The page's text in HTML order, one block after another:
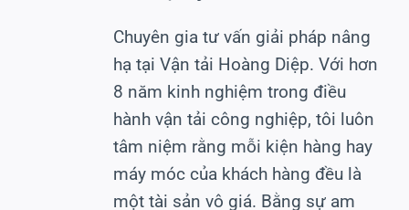
Chuyên gia tư vấn giải pháp nâng
hạ tại Vận tải Hoàng Diệp. Với hơn
8 năm kinh nghiệm trong điều
hành vận tải công nghiệp, tôi luôn
tâm niệm rằng mỗi kiện hàng hay
máy móc của khách hàng đều là
một tài sản vô giá. Bằng sự am